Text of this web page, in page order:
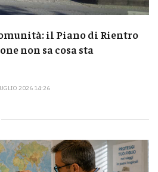
il Piano di Rientro
non sa cosa sta
2026 14:26